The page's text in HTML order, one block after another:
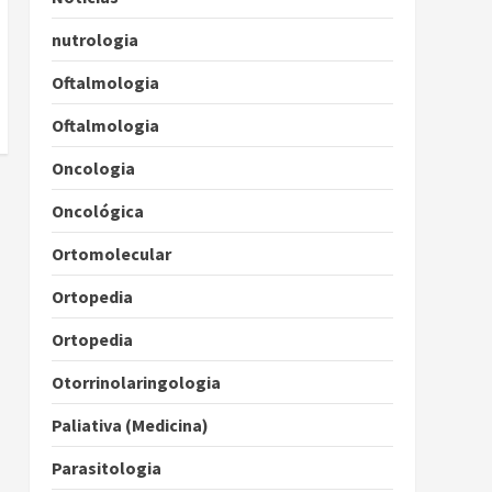
nutrologia
Oftalmologia
Oftalmologia
Oncologia
Oncológica
Ortomolecular
Ortopedia
Ortopedia
Otorrinolaringologia
Paliativa (Medicina)
Parasitologia